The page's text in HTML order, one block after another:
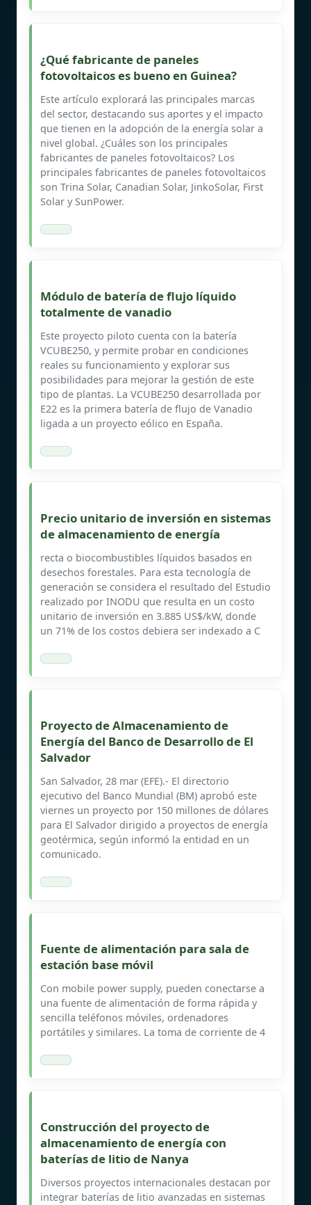
¿Qué fabricante de paneles
fotovoltaicos es bueno en Guinea?
Este artículo explorará las principales marcas
del sector, destacando sus aportes y el impacto
que tienen en la adopción de la energía solar a
nivel global. ¿Cuáles son los principales
fabricantes de paneles fotovoltaicos? Los
principales fabricantes de paneles fotovoltaicos
son Trina Solar, Canadian Solar, JinkoSolar, First
Solar y SunPower.
Módulo de batería de flujo líquido
totalmente de vanadio
Este proyecto piloto cuenta con la batería
VCUBE250, y permite probar en condiciones
reales su funcionamiento y explorar sus
posibilidades para mejorar la gestión de este
tipo de plantas. La VCUBE250 desarrollada por
E22 es la primera batería de flujo de Vanadio
ligada a un proyecto eólico en España.
Precio unitario de inversión en sistemas
de almacenamiento de energía
recta o biocombustibles líquidos basados en
desechos forestales. Para esta tecnología de
generación se considera el resultado del Estudio
realizado por INODU que resulta en un costo
unitario de inversión en 3.885 US$/kW, donde
un 71% de los costos debiera ser indexado a C
Proyecto de Almacenamiento de
Energía del Banco de Desarrollo de El
Salvador
San Salvador, 28 mar (EFE).- El directorio
ejecutivo del Banco Mundial (BM) aprobó este
viernes un proyecto por 150 millones de dólares
para El Salvador dirigido a proyectos de energía
geotérmica, según informó la entidad en un
comunicado.
Fuente de alimentación para sala de
estación base móvil
Con mobile power supply, pueden conectarse a
una fuente de alimentación de forma rápida y
sencilla teléfonos móviles, ordenadores
portátiles y similares. La toma de corriente de 4
Construcción del proyecto de
almacenamiento de energía con
baterías de litio de Nanya
Diversos proyectos internacionales destacan por
integrar baterías de litio avanzadas en sistemas